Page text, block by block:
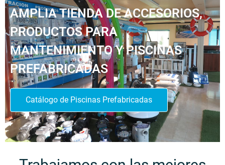
AMPLIA TIENDA DE ACCESORIOS,
PRODUCTOS PARA
MANTENIMIENTO Y PISCINAS
PREFABRICADAS
Catálogo de Piscinas Prefabricadas